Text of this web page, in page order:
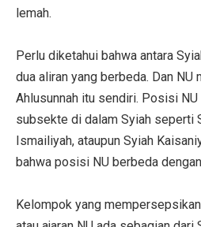
lemah.
Perlu diketahui bahwa antara
dua aliran yang berbeda. Dan
Ahlusunnah itu sendiri. Posisi
subsekte di dalam Syiah seperti
Ismailiyah, ataupun Syiah
bahwa posisi NU berbeda
Kelompok yang